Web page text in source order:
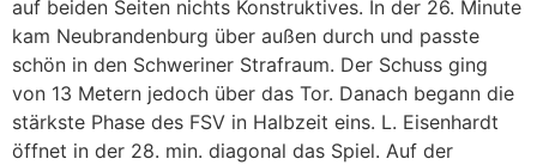
auf beiden Seiten nichts Konstruktives. In der 26. Minute
kam Neubrandenburg über außen durch und passte
schön in den Schweriner Strafraum. Der Schuss ging
von 13 Metern jedoch über das Tor. Danach begann die
stärkste Phase des FSV in Halbzeit eins. L. Eisenhardt
öffnet in der 28. min. diagonal das Spiel. Auf der